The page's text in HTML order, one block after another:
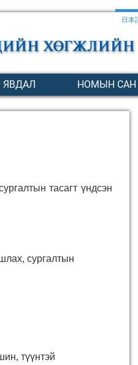
日本
ЯВДАЛ НОМЫН САН
тасагт үндсэн
сургалтын
түүнтэй